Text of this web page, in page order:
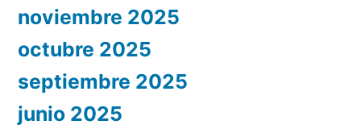
noviembre 2025
octubre 2025
septiembre 2025
junio 2025